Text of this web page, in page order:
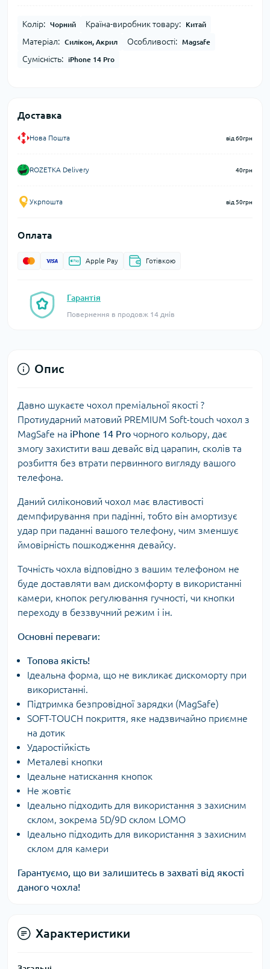
Колір: Чорний Країна-виробник товару: Китай
Матеріал: Силікон, Акрил Особливості: Magsafe
Сумісність: iPhone 14 Pro
Доставка
Нова Пошта від 60грн
ROZETKA Delivery 40грн
Укрпошта від 50грн
Оплата
Apple Pay Готівкою
Гарантія
Повернення в продовж 14 днів
Опис
Давно шукаєте чохол преміальної якості ?
Протиударний матовий PREMIUM Soft-touch чохол з
MagSafe на iPhone 14 Pro чорного кольору, дає
змогу захистити ваш девайс від царапин, сколів та
розбиття без втрати первинного вигляду вашого
телефона.
Даний силіконовий чохол має властивості
демпфирування при падінні, тобто він амортизує
удар при паданні вашого телефону, чим зменшує
ймовірність пошкодження девайсу.
Точність чохла відповідно з вашим телефоном не
буде доставляти вам дискомфорту в використанні
камери, кнопок регулювання гучності, чи кнопки
переходу в беззвучний режим і ін.
Основні переваги:
Топова якість!
Ідеальна форма, що не викликає дискоморту при
використанні.
Підтримка безпровідної зарядки (MagSafe)
SOFT-TOUCH покриття, яке надзвичайно приємне
на дотик
Ударостійкість
Металеві кнопки
Ідеальне натискання кнопок
Не жовтіє
Ідеально підходить для використання з захисним
склом, зокрема 5D/9D склом LOMO
Ідеально підходить для використання з захисним
склом для камери
Гарантуємо, що ви залишитесь в захваті від якості
даного чохла!
Характеристики